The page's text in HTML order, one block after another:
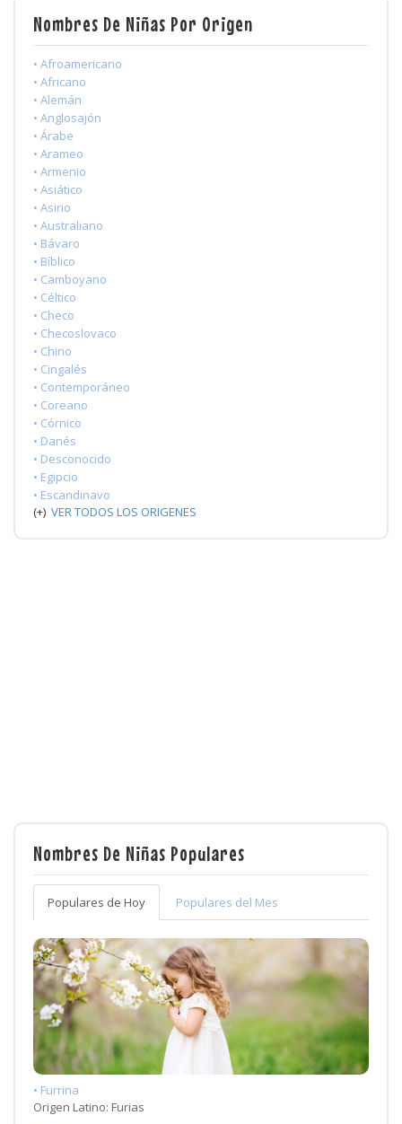
Nombres De Niñas Por Origen
• Afroamericano
• Africano
• Alemán
• Anglosajón
• Árabe
• Arameo
• Armenio
• Asiático
• Asirio
• Australiano
• Bávaro
• Bíblico
• Camboyano
• Céltico
• Checo
• Checoslovaco
• Chino
• Cingalés
• Contemporáneo
• Coreano
• Córnico
• Danés
• Desconocido
• Egipcio
• Escandinavo
(+) VER TODOS LOS ORIGENES
Nombres De Niñas Populares
Populares de Hoy Populares del Mes
• Furrina
Origen Latino: Furias